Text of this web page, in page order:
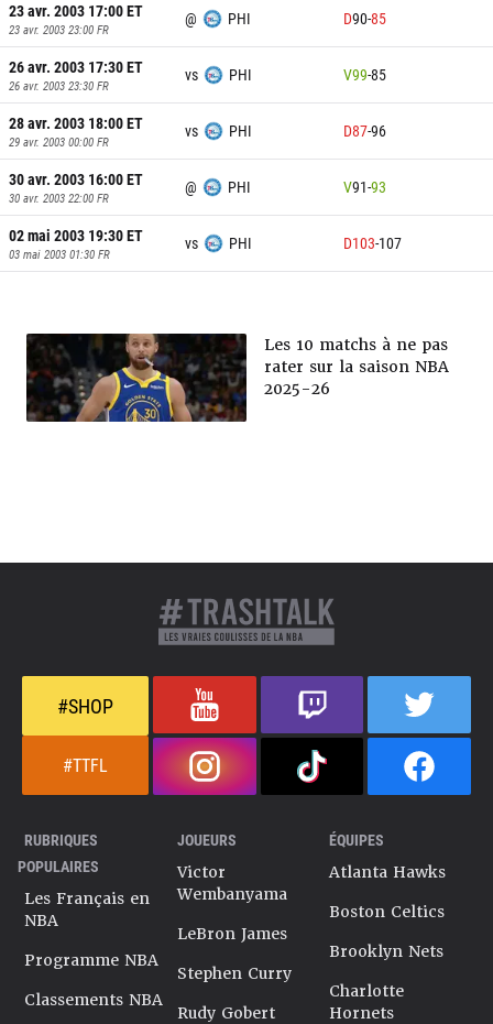
23 avr. 2003 17:00ET
23 avr. 2003 23:00 FR
@ PHI D90-85
26 avr. 2003 17:30ET
26 avr. 2003 23:30 FR
vs PHI V99-85
28 avr. 2003 18:00ET
29 avr. 2003 00:00 FR
vs PHI D87-96
30 avr. 2003 16:00ET
30 avr. 2003 22:00 FR
@ PHI V91-93
02 mai 2003 19:30ET
03 mai 2003 01:30 FR
vs PHI D103-107
Les 10 matchs à ne pas
rater sur la saison NBA
2025-26
#SHOP
#TTFL
RUBRIQUES
POPULAIRES
Les Français en
NBA
Programme NBA
Classements NBA
JOUEURS
Victor
Wembanyama
LeBron James
Stephen Curry
Rudy Gobert
ÉQUIPES
Atlanta Hawks
Boston Celtics
Brooklyn Nets
Charlotte
Hornets